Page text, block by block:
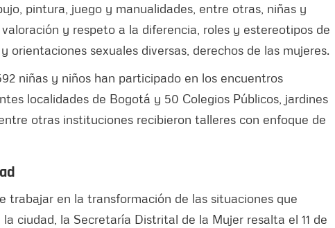
pintura, juego y manualidades, entre otras, niñas y
y respeto a la diferencia, roles y estereotipos de
orientaciones sexuales diversas, derechos de las mujeres.
niñas y niños han participado en los encuentros
localidades de Bogotá y 50 Colegios Públicos, jardines
otras instituciones recibieron talleres con enfoque de
trabajar en la transformación de las situaciones que
ciudad, la Secretaría Distrital de la Mujer resalta el 11 de